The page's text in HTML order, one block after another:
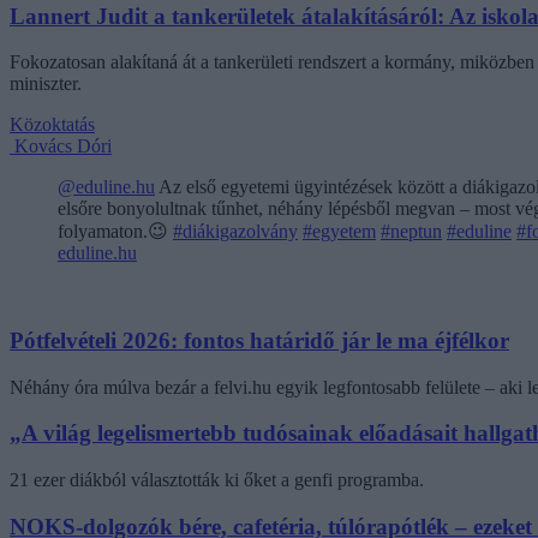
Lannert Judit a tankerületek átalakításáról: Az
Fokozatosan alakítaná át a tankerületi rendszert a kormány,
miniszter.
Közoktatás
Kovács Dóri
@eduline.hu Az első egyetemi ügyintézések között a
elsőre bonyolultnak tűnhet, néhány lépésből megvan – most
folyamaton.😉 #diákigazolvány #egyetem #neptun #eduline
eduline.hu
Pótfelvételi 2026: fontos határidő jár le ma éjfélkor
Néhány óra múlva bezár a felvi.hu egyik legfontosabb felülete – aki
„A világ legelismertebb tudósainak előadásait
21 ezer diákból választották ki őket a genfi programba.
NOKS-dolgozók bére, cafetéria, túlórapótlék –